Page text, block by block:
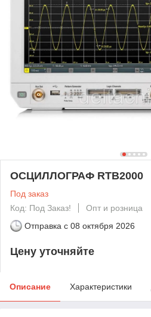
ОСЦИЛЛОГРАФ RTB2000
Под заказ
Код: Под Заказ!
Опт и розница
Отправка с 08 октября 2026
Цену уточняйте
Описание Характеристики